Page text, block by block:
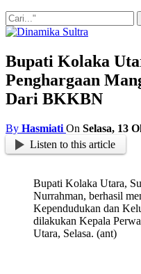
Bupati Kolaka
Penghargaan
Dari BKKBN
By Hasmiati On Selasa, 13
Listen to this article
Bupati Kolaka Utara,
Nurrahman, berhasil
Kependudukan dan
dilakukan Kepala
Utara, Selasa. (ant)